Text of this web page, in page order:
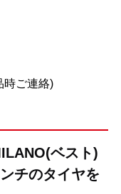
時ご連絡)
ベスト)
チのタイヤを